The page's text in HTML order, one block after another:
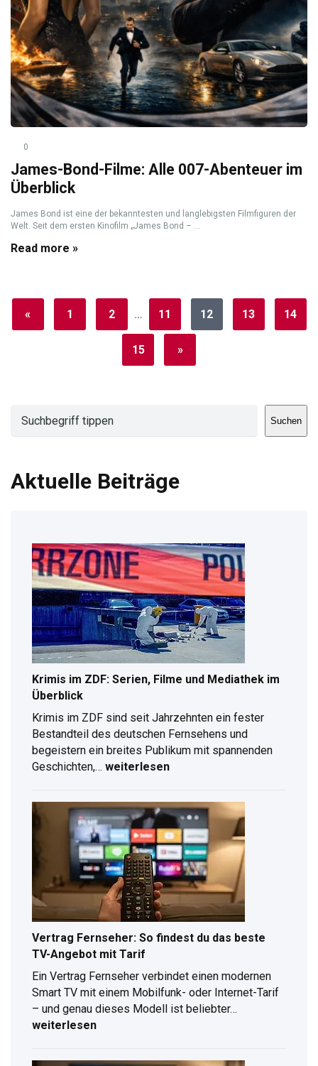
0
James-Bond-Filme: Alle 007-Abenteuer im
Überblick
James Bond ist eine der bekanntesten und langlebigsten Filmfiguren der
Welt. Seit dem ersten Kinofilm „James Bond – ...
Read more »
« 1 2 … 11 12 13 14
15 »
Suchen
Aktuelle Beiträge
Krimis im ZDF: Serien, Filme und Mediathek im
Überblick
Krimis im ZDF sind seit Jahrzehnten ein fester
Bestandteil des deutschen Fernsehens und
begeistern ein breites Publikum mit spannenden
Geschichten,… Krimis
ZDF:
Serien,
Filme
und
Mediathek
im
Überblick
weiterlesen
Vertrag Fernseher: So findest du das beste
TV-Angebot mit Tarif
Ein Vertrag Fernseher verbindet einen modernen
Smart TV mit einem Mobilfunk- oder Internet-Tarif
– und genau dieses Modell ist beliebter…
findest
weiterlesen